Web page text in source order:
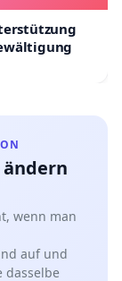
ändern
wenn man
auf und
dasselbe